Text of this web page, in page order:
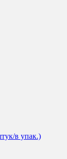
в упак.)